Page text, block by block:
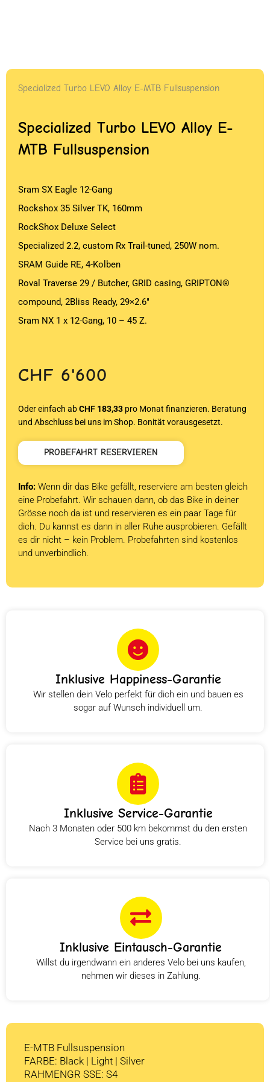
Specialized Turbo LEVO Alloy E-MTB Fullsuspension
Specialized Turbo LEVO Alloy E-
MTB Fullsuspension
Sram SX Eagle 12-Gang
Rockshox 35 Silver TK, 160mm
RockShox Deluxe Select
Specialized 2.2, custom Rx Trail-tuned, 250W nom.
SRAM Guide RE, 4-Kolben
Roval Traverse 29 / Butcher, GRID casing, GRIPTON®
compound, 2Bliss Ready, 29×2.6″
Sram NX 1 x 12-Gang, 10 – 45 Z.
CHF 6'600
Oder einfach abCHF 183,33 pro Monat finanzieren. Beratung
und Abschluss bei uns im Shop. Bonität vorausgesetzt.
PROBEFAHRT RESERVIEREN
Info: Wenn dir das Bike gefällt, reserviere am besten gleich
eine Probefahrt. Wir schauen dann, ob das Bike in deiner
Grösse noch da ist und reservieren es ein paar Tage für
dich. Du kannst es dann in aller Ruhe ausprobieren. Gefällt
es dir nicht – kein Problem. Probefahrten sind kostenlos
und unverbindlich.
Inklusive Happiness-Garantie
Wir stellen dein Velo perfekt für dich ein und bauen es
sogar auf Wunsch individuell um.
Inklusive Service-Garantie
Nach 3 Monaten oder 500 km bekommst du den ersten
Service bei uns gratis.
Inklusive Eintausch-Garantie
Willst du irgendwann ein anderes Velo bei uns kaufen,
nehmen wir dieses in Zahlung.
E-MTB Fullsuspension
FARBE: Black | Light | Silver
RAHMENGR SSE: S4